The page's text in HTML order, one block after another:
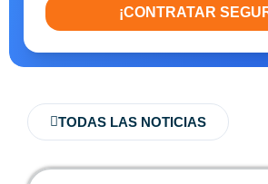
¡CONTRATAR
TODAS LAS NOTICIAS